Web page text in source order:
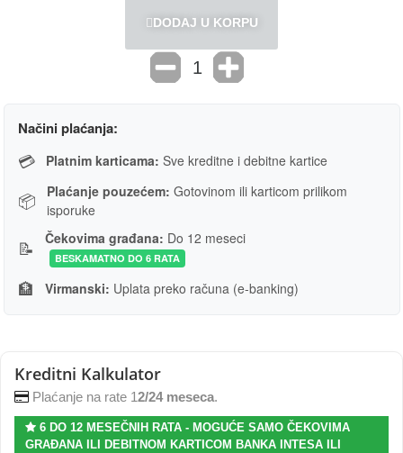
DODAJ U KORPU
Načini plaćanja:
💳 Platnim karticama: Sve kreditne i debitne kartice
📦 Plaćanje pouzećem: Gotovinom ili karticom prilikom
isporuke
📝 Čekovima građana: Do 12 meseci
BESKAMATNO DO 6 RATA
🏦 Virmanski: Uplata preko računa (e-banking)
Kreditni Kalkulator
Plaćanje na rate 12/24 meseca.
6 DO 12 MESEČNIH RATA - MOGUĆE SAMO ČEKOVIMA
GRAĐANA ILI DEBITNOM KARTICOM BANKA INTESA ILI